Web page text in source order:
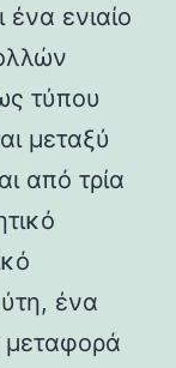
ενιαίο
τύπου
μεταξύ
από τρία
ένα
μεταφορά